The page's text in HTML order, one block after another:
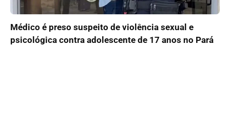
Médico é preso suspeito de violência sexual e
psicológica contra adolescente de 17 anos no Pará